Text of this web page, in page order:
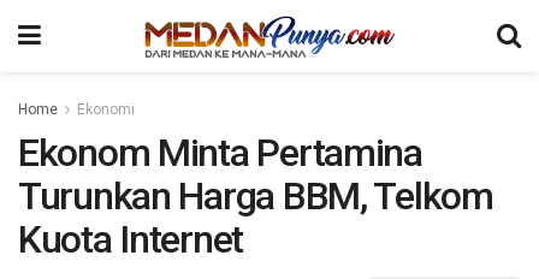
Home Ekonomi
Ekonom Minta Pertamina
Turunkan Harga BBM, Telkom
Kuota Internet